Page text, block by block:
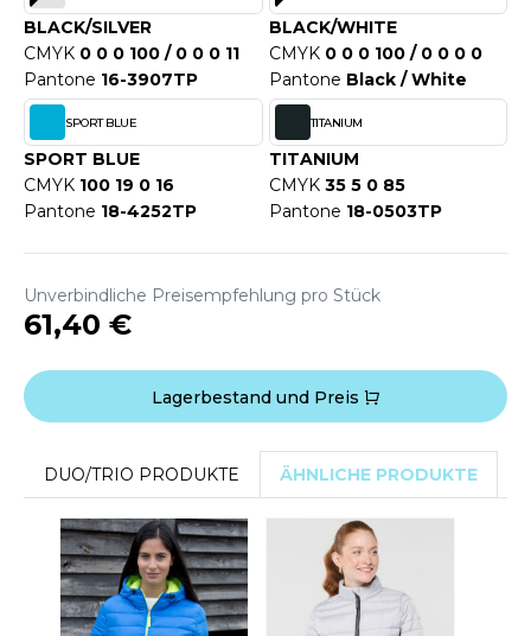
MORNING STUDIOS
SEGURIDAD
DUICK
BLACK/SILVER
CMYK 0 0 0 100 / 0 0 0 11
Pantone 16-3907TP
BLACK/WHITE
CMYK 0 0 0 100 / 0 0 0 0
Pantone Black / White
SPORT BLUE
SPORT BLUE
CMYK 100 19 0 16
Pantone 18-4252TP
TITANIUM
TITANIUM
CMYK 35 5 0 85
Pantone 18-0503TP
Unverbindliche Preisempfehlung pro Stück
61,40 €
Lagerbestand und Preis
DUO/TRIO PRODUKTE ÄHNLICHE PRODUKTE